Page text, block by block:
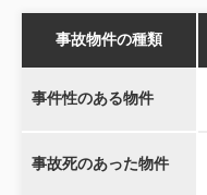
事故物件の種類
事件性のある物件
事故死のあった物件